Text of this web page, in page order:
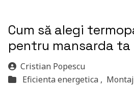
Cum să alegi
pentru mansarda ta
Cristian Popescu
Eficienta energetica ,